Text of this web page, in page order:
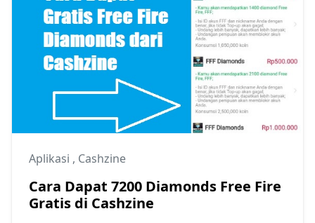
Aplikasi , Cashzine
Cara Dapat 7200 Diamonds Free Fire
Gratis di Cashzine